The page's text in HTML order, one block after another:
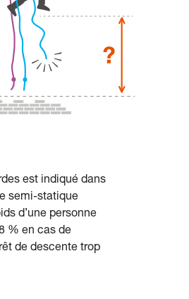
est indiqué dans
semi-statique
d’une personne
% en cas de
de descente trop